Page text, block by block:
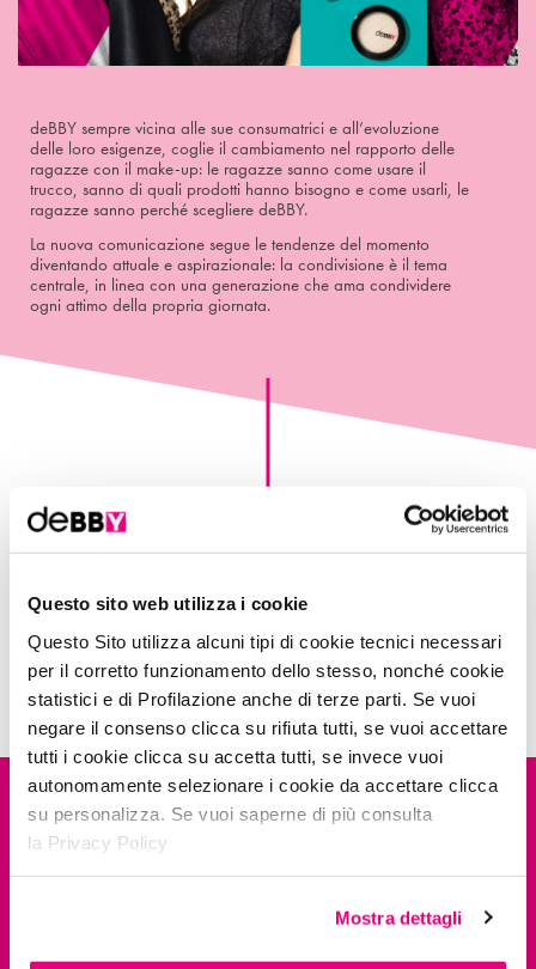
Questo sito web utilizza i cookie
Questo Sito utilizza alcuni tipi di cookie tecnici necessari
per il corretto funzionamento dello stesso, nonché cookie
statistici e di Profilazione anche di terze parti. Se vuoi
negare il consenso clicca su rifiuta tutti, se vuoi accettare
tutti i cookie clicca su accetta tutti, se invece vuoi
autonomamente selezionare i cookie da accettare clicca
su personalizza. Se vuoi saperne di più consulta
la Privacy Policy
Mostra dettagli
deBBY sempre vicina alle sue consumatrici e all’evoluzione
delle loro esigenze, coglie il cambiamento nel rapporto delle
ragazze con il make-up: le ragazze sanno come usare il
trucco, sanno di quali prodotti hanno bisogno e come usarli, le
ragazze sanno perché scegliere deBBY.
La nuova comunicazione segue le tendenze del momento
diventando attuale e aspirazionale: la condivisione è il tema
centrale, in linea con una generazione che ama condividere
ogni attimo della propria giornata.
2012